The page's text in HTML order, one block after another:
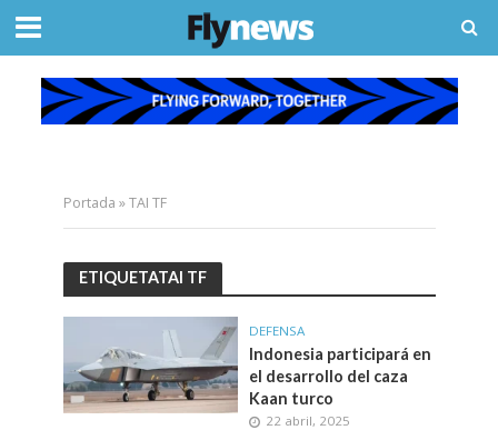
Portada »TAI TF
ETIQUETATAI TF
DEFENSA
Indonesia participará en
el desarrollo del caza
Kaan turco
22 abril, 2025